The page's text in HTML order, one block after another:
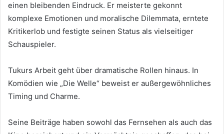
einen bleibenden Eindruck. Er meisterte gekonnt
komplexe Emotionen und moralische Dilemmata, erntete
Kritikerlob und festigte seinen Status als vielseitiger
Schauspieler.
Tukurs Arbeit geht über dramatische Rollen hinaus. In
Komödien wie „Die Welle“ beweist er außergewöhnliches
Timing und Charme.
Seine Beiträge haben sowohl das Fernsehen als auch das